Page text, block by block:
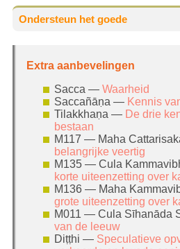
Ondersteun het goede
eraan meehelpen) is door de
aangetoond als het
Steun a.u.b. dit werk door zo
donatie over te maken.
een zeer gunstig effect op je.
dāna) is niet voor niets de
het boeddhisme.
Extra aanbevelingen
Sacca — Waarheid
Saccañāṇa — Kennis
Tilakkhaṇa — De drie
bestaan
M117 — Maha
belangrijke veertig
M135 — Cula
korte uiteenzetting over
M136 — Maha
grote uiteenzetting over
M011 — Cula Sīhanāda
van de leeuw
Diṭṭhi — Speculatieve